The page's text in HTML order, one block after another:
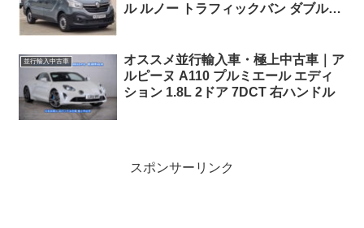
ル ルノー トラフィックバン ダブルキ
並行輸入中古車
オススメ並行輸入車・極上中古車｜ア
ルピーヌ A110 プルミエール エディ
ション 1.8L 2ドア 7DCT 右ハンドル
スポンサーリンク